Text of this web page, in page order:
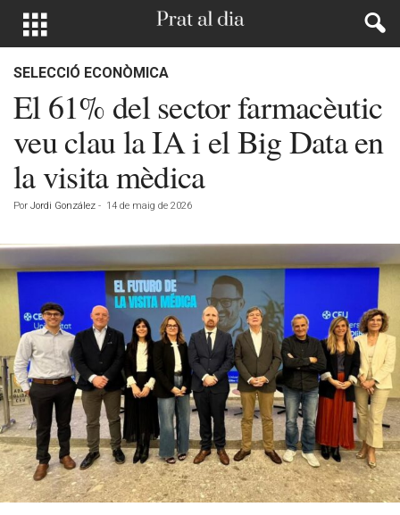
SELECCIÓ ECONÒMICA
El 61% del sector farmacèutic
veu clau la IA i el Big Data en
la visita mèdica
Por Jordi González - 14 de maig de 2026